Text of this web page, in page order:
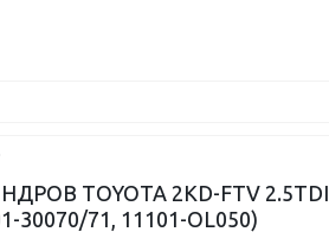
TOYOTA 2KD-FTV 2.5TDI
30070/71, 11101-OL050)